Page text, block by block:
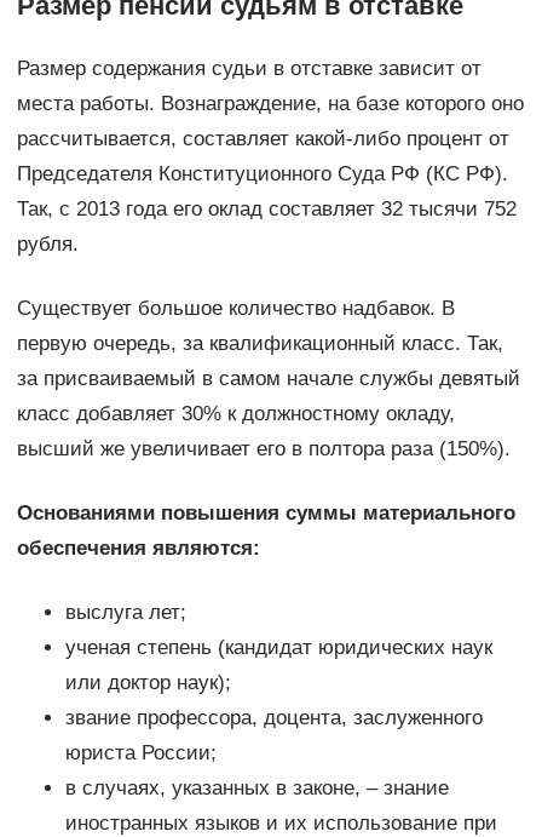
Размер содержания судьи в отставке зависит от
места работы. Вознаграждение, на базе которого оно
рассчитывается, составляет какой-либо процент от
Председателя Конституционного Суда РФ (КС РФ).
Так, с 2013 года его оклад составляет 32 тысячи 752
рубля.
Существует большое количество надбавок. В
первую очередь, за квалификационный класс. Так,
за присваиваемый в самом начале службы девятый
класс добавляет 30% к должностному окладу,
высший же увеличивает его в полтора раза (150%).
Основаниями повышения суммы материального
обеспечения являются:
выслуга лет;
ученая степень (кандидат юридических наук
или доктор наук);
звание профессора, доцента, заслуженного
юриста России;
в случаях, указанных в законе, – знание
иностранных языков и их использование при